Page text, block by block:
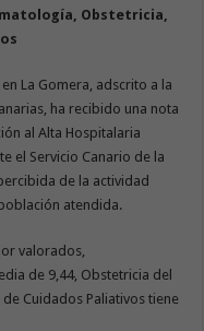
Obstetricia,
La Gomera, adscrito a la
ha recibido una nota
al Alta Hospitalaria
el Servicio Canario de la
de la actividad
atendida.
valorados,
de 9,44, Obstetricia del
Cuidados Paliativos tiene